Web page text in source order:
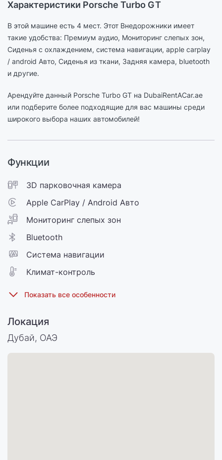
Характеристики Porsche Turbo GT
В этой машине есть 4 мест. Этот Внедорожники имеет
такие удобства: Премиум аудио, Мониторинг слепых зон,
Сиденья с охлаждением, cистема навигации, apple carplay
/ android Авто, Сиденья из ткани, Задняя камера, bluetooth
и другие.
Арендуйте данный Porsche Turbo GT на DubaiRentACar.ae
или подберите более подходящие для вас машины среди
широкого выбора наших автомобилей!
Функции
3D парковочная камера
Apple CarPlay / Android Авто
Мониторинг слепых зон
Bluetooth
Cистема навигации
Климат-контроль
Локация
Дубай, ОАЭ